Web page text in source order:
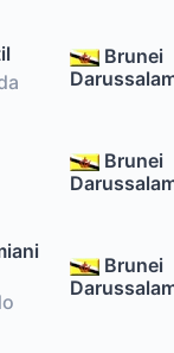
Brunei
Brunei
Brunei